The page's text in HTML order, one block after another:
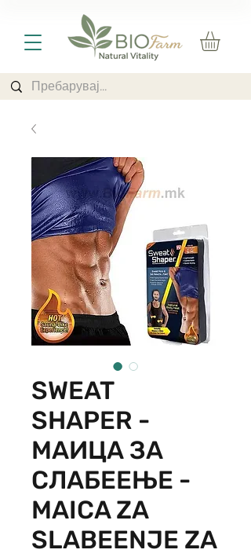
SWEAT
SHAPER -
МАИЦА ЗА
СЛАБЕЕЊЕ -
MAICA ZA
SLABEENJE ZA